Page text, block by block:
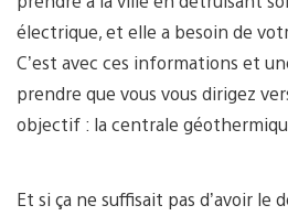
électrique, et elle a besoin de
C’est avec ces informations et
prendre que vous vous dirigez
objectif : la centrale
Et si ça ne suffisait pas d’avoir le